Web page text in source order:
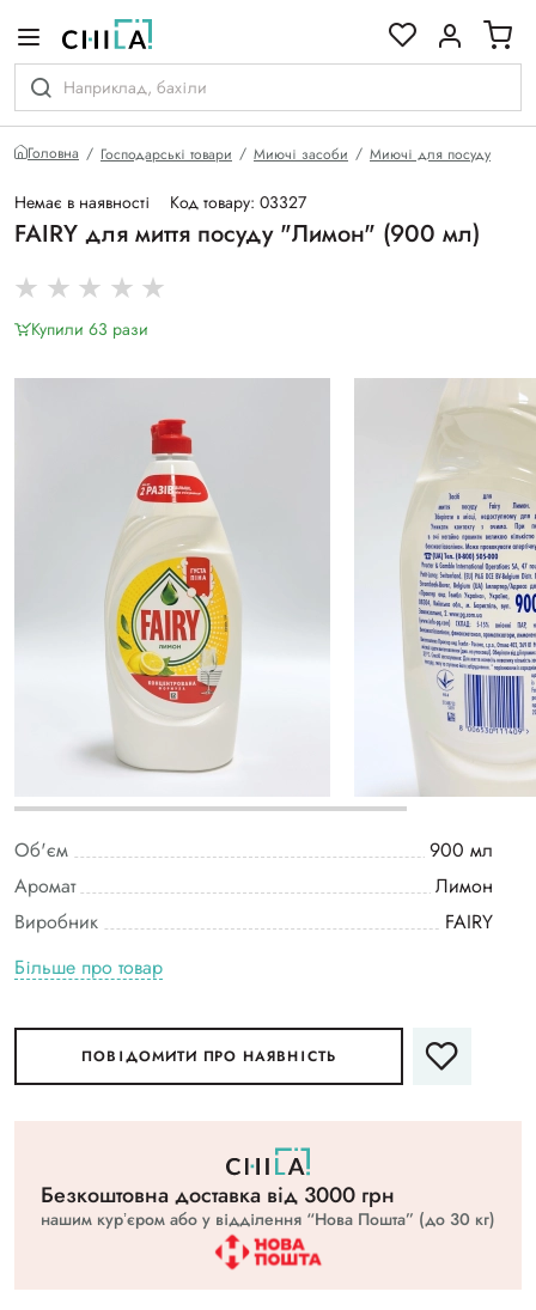
Головна Господарські товари Миючі засоби Миючі для посуду
Немає в наявності Код товару: 03327
FAIRY для миття посуду "Лимон" (900 мл)
Купили 63 рази
Об'єм
900 мл
Аромат
Лимон
Виробник
FAIRY
Більше про товар
ПОВІДОМИТИ ПРО НАЯВНІСТЬ
Безкоштовна доставка вiд 3000 грн
нашим курʼєром або у відділення “Нова Пошта” (до 30 кг)
гамі